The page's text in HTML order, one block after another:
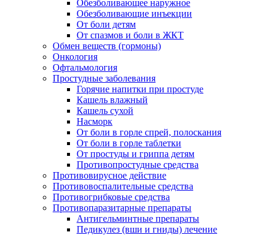
Обезболивающее наружное
Обезболивающие инъекции
От боли детям
От спазмов и боли в ЖКТ
Обмен веществ (гормоны)
Онкология
Офтальмология
Простудные заболевания
Горячие напитки при простуде
Кашель влажный
Кашель сухой
Насморк
От боли в горле спрей, полоскания
От боли в горле таблетки
От простуды и гриппа детям
Противопростудные средства
Противовирусное действие
Противовоспалительные средства
Противогрибковые средства
Противопаразитарные препараты
Антигельминтные препараты
Педикулез (вши и гниды) лечение